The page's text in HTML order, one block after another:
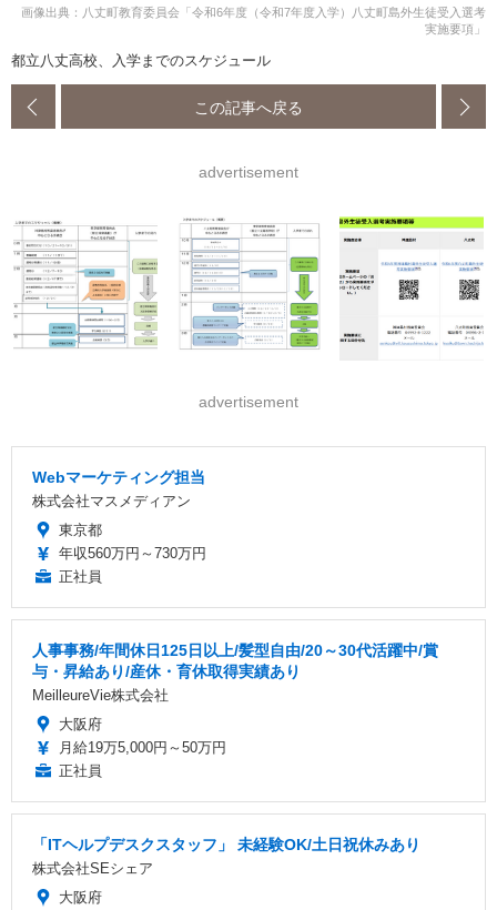
画像出典：八丈町教育委員会「令和6年度（令和7年度入学）八丈町島外生徒受入選考
実施要項」
都立八丈高校、入学までのスケジュール
この記事へ戻る
advertisement
advertisement
Webマーケティング担当
株式会社マスメディアン
東京都
年収560万円～730万円
正社員
人事事務/年間休日125日以上/髪型自由/20～30代活躍中/賞
与・昇給あり/産休・育休取得実績あり
MeilleureVie株式会社
大阪府
月給19万5,000円～50万円
正社員
「ITヘルプデスクスタッフ」 未経験OK/土日祝休みあり
株式会社SEシェア
大阪府